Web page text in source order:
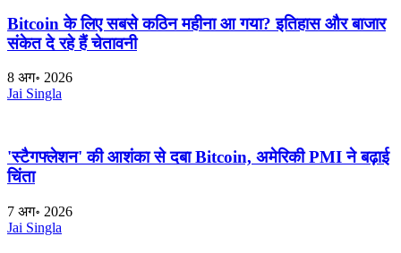
Bitcoin के लिए सबसे कठिन महीना आ गया? इतिहास और बाजार
संकेत दे रहे हैं चेतावनी
8 अग॰ 2026
Jai Singla
'स्टैगफ्लेशन' की आशंका से दबा Bitcoin, अमेरिकी PMI ने बढ़ाई
चिंता
7 अग॰ 2026
Jai Singla